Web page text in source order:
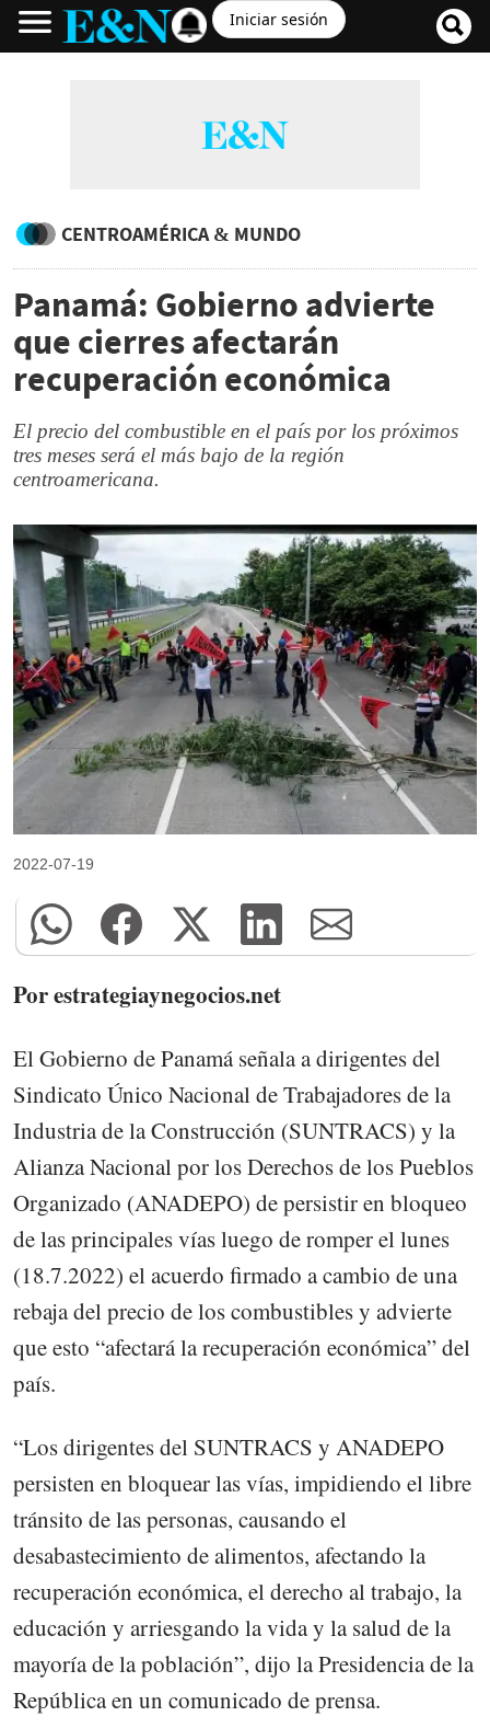
Iniciar sesión
CENTROAMÉRICA & MUNDO
Panamá: Gobierno advierte
que cierres afectarán
recuperación económica
El precio del combustible en el país por los próximos
tres meses será el más bajo de la región
centroamericana.
2022-07-19
Por estrategiaynegocios.net
El Gobierno de Panamá señala a dirigentes del
Sindicato Único Nacional de Trabajadores de la
Industria de la Construcción (SUNTRACS) y la
Alianza Nacional por los Derechos de los Pueblos
Organizado (ANADEPO) de persistir en bloqueo
de las principales vías luego de romper el lunes
(18.7.2022) el acuerdo firmado a cambio de una
rebaja del precio de los combustibles y advierte
que esto “afectará la recuperación económica” del
país.
“Los dirigentes del SUNTRACS y ANADEPO
persisten en bloquear las vías, impidiendo el libre
tránsito de las personas, causando el
desabastecimiento de alimentos, afectando la
recuperación económica, el derecho al trabajo, la
educación y arriesgando la vida y la salud de la
mayoría de la población”, dijo la Presidencia de la
República en un comunicado de prensa.